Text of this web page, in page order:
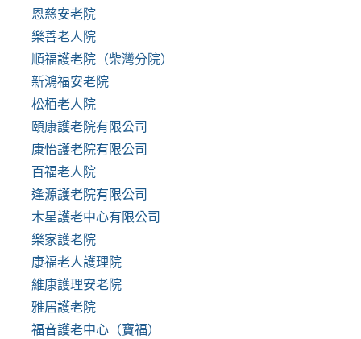
恩慈安老院
樂善老人院
順福護老院（柴灣分院）
新鴻福安老院
松栢老人院
頤康護老院有限公司
康怡護老院有限公司
百福老人院
逢源護老院有限公司
木星護老中心有限公司
樂家護老院
康福老人護理院
維康護理安老院
雅居護老院
福音護老中心（寶福）